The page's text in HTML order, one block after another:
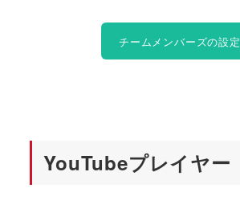
チームメンバーズの設定
YouTubeプレイヤー